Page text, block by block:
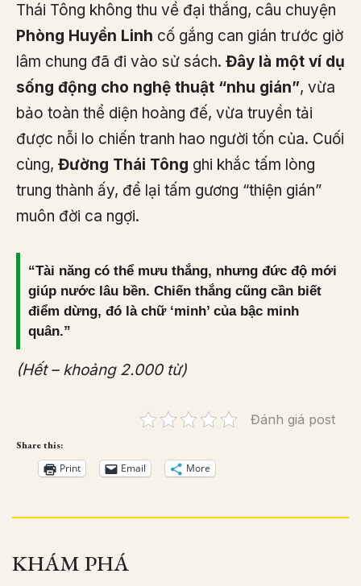
Thái Tông không thu về đại thắng, câu chuyện
Phòng Huyền Linh cố gắng can gián trước giờ
lâm chung đã đi vào sử sách. Đây là một ví dụ
sống động cho nghệ thuật “nhu gián”, vừa
bảo toàn thể diện hoàng đế, vừa truyền tải
được nỗi lo chiến tranh hao người tốn của. Cuối
cùng, Đường Thái Tông ghi khắc tấm lòng
trung thành ấy, để lại tấm gương “thiện gián”
muôn đời ca ngợi.
“Tài năng có thể mưu thắng, nhưng đức độ mới
giúp nước lâu bền. Chiến thắng cũng cần biết
điểm dừng, đó là chữ ‘minh’ của bậc minh
quân.”
(Hết – khoảng 2.000 từ)
Đánh giá post
Share this:
Print Email More
KHÁM PHÁ